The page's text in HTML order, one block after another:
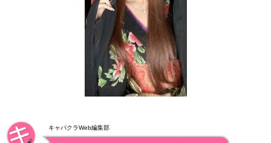
キャバクラWeb編集部